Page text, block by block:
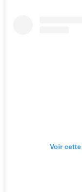
Voir